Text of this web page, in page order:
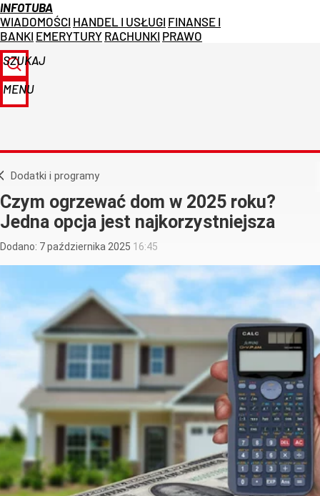
INFOTUBA
WIADOMOŚCI HANDEL I USŁUGI FINANSE I
BANKI EMERYTURY RACHUNKI PRAWO
SZUKAJ
MENU
Dodatki i programy
Czym ogrzewać dom w 2025 roku?
Jedna opcja jest najkorzystniejsza
Dodano: 7października 2025 16:45